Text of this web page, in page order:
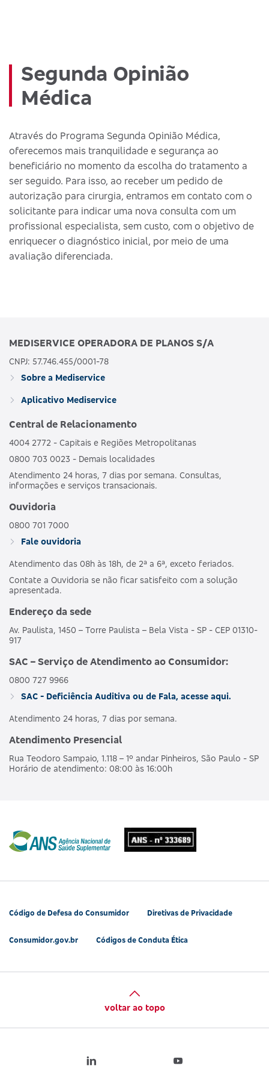
Segunda Opinião
Médica
Através do Programa Segunda Opinião Médica,
oferecemos mais tranquilidade e segurança ao
beneficiário no momento da escolha do tratamento a
ser seguido. Para isso, ao receber um pedido de
autorização para cirurgia, entramos em contato com o
solicitante para indicar uma nova consulta com um
profissional especialista, sem custo, com o objetivo de
enriquecer o diagnóstico inicial, por meio de uma
avaliação diferenciada.
MEDISERVICE OPERADORA DE PLANOS S/A
CNPJ: 57.746.455/0001-78
Sobre a Mediservice
Aplicativo Mediservice
Central de Relacionamento
4004 2772 - Capitais e Regiões Metropolitanas
0800 703 0023 - Demais localidades
Atendimento 24 horas, 7 dias por semana. Consultas,
informações e serviços transacionais.
Ouvidoria
0800 701 7000
Fale ouvidoria
Atendimento das 08h às 18h, de 2ª a 6ª, exceto feriados.
Contate a Ouvidoria se não ficar satisfeito com a solução
apresentada.
Endereço da sede
Av. Paulista, 1450 – Torre Paulista – Bela Vista - SP - CEP 01310-
917
SAC – Serviço de Atendimento ao Consumidor:
0800 727 9966
SAC - Deficiência Auditiva ou de Fala, acesse aqui.
Atendimento 24 horas, 7 dias por semana.
Atendimento Presencial
Rua Teodoro Sampaio, 1.118 – 1º andar Pinheiros, São Paulo - SP
Horário de atendimento: 08:00 às 16:00h
Código de Defesa do Consumidor Diretivas de Privacidade
Consumidor.gov.br Códigos de Conduta Ética
voltar ao topo